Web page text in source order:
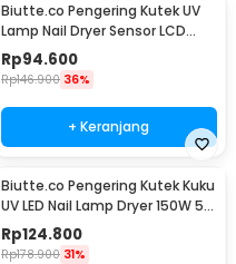
Biutte.co Pengering Kutek UV
Lamp Nail Dryer Sensor LCD
Display 280W - SUNX10MAX
Rp94.600
Rp146.900 36%
+ Keranjang
Biutte.co Pengering Kutek Kuku
UV LED Nail Lamp Dryer 150W 57
LED - D9
Rp124.800
Rp178.900 31%